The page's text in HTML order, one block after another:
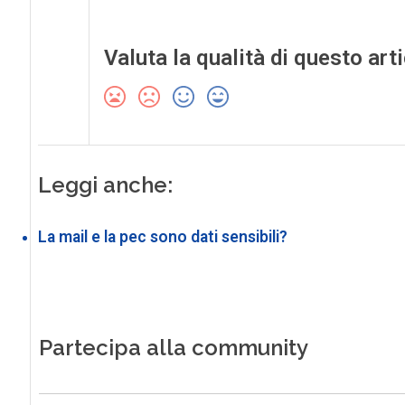
Valuta la qualità di questo
Leggi anche:
La mail e la pec sono dati sensibili?
Partecipa alla community